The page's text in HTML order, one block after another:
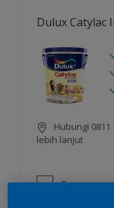
Dulux Catylac
Hubungi
lebih lanjut
Compare